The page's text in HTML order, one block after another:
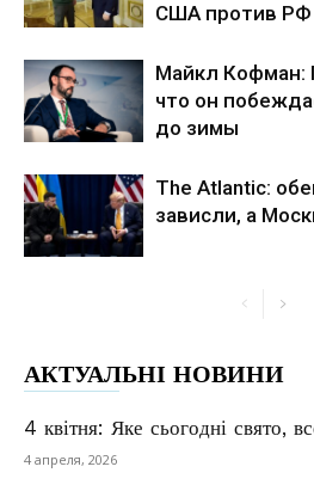
США против РФ
Майкл Кофман:
что он
до зимы
The Atlantic:
зависли, а
АКТУАЛЬНІ НОВИНИ
4 квітня: Яке сьогодні свято,
4 апреля, 2026